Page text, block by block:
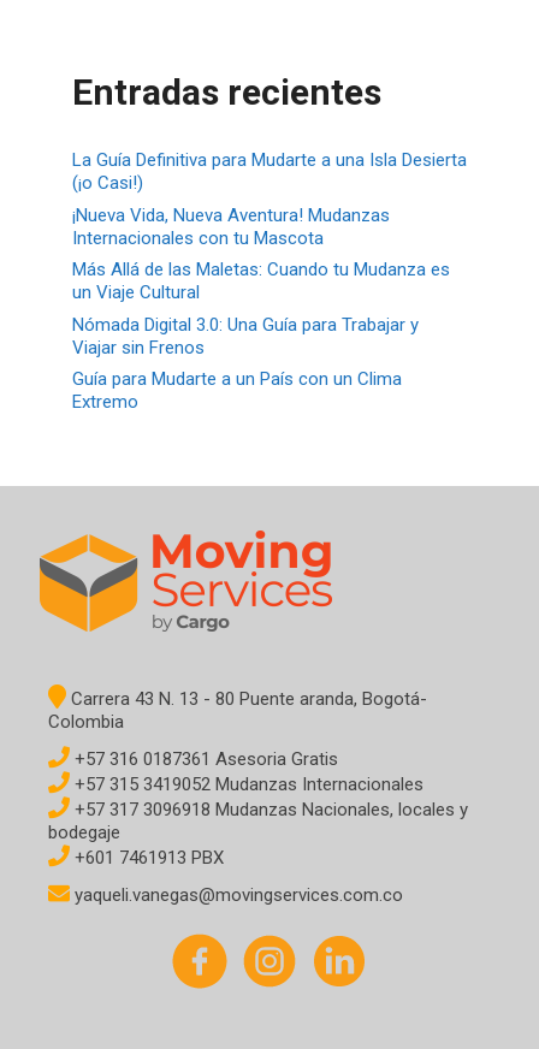
Entradas recientes
La Guía Definitiva para Mudarte a una Isla Desierta
(¡o Casi!)
¡Nueva Vida, Nueva Aventura! Mudanzas
Internacionales con tu Mascota
Más Allá de las Maletas: Cuando tu Mudanza es
un Viaje Cultural
Nómada Digital 3.0: Una Guía para Trabajar y
Viajar sin Frenos
Guía para Mudarte a un País con un Clima
Extremo
Carrera 43 N. 13 - 80 Puente aranda, Bogotá-
Colombia
+57 316 0187361 Asesoria Gratis
+57 315 3419052 Mudanzas Internacionales
+57 317 3096918 Mudanzas Nacionales, locales y
bodegaje
+601 7461913 PBX
yaqueli.vanegas@movingservices.com.co